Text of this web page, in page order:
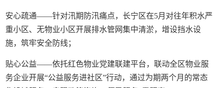
安心疏通——针对汛期防汛痛点，长宁区在5月对往年积水严
重小区、无物业小区开展排水管网集中清淤，增设挡水设
施，筑牢安全防线；
贴心公益——依托红色物业党建联建平台，联动全区物业服
务企业开展“公益服务进社区”行动，通过为期两个月的常态